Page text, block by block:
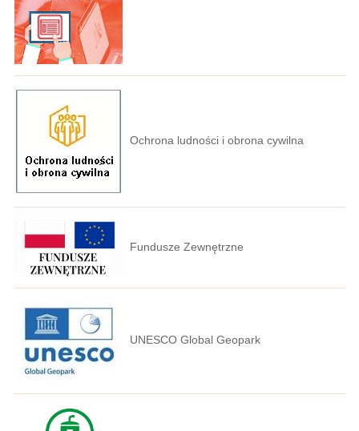
Ochrona ludności i obrona cywilna
Fundusze Zewnętrzne
UNESCO Global Geopark